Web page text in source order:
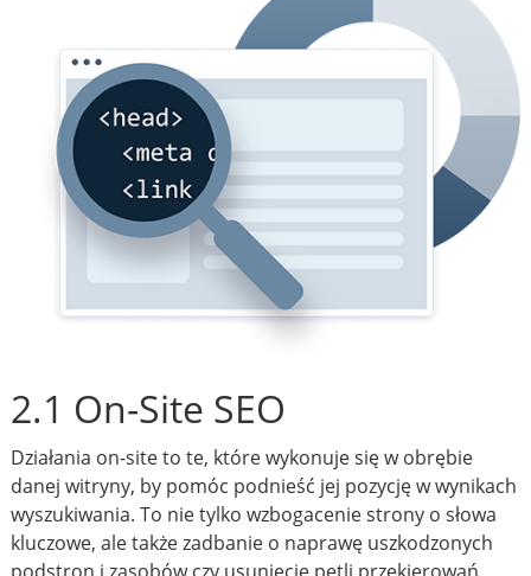
2.1 On-Site SEO
Działania on-site to te, które wykonuje się w obrębie
danej witryny, by pomóc podnieść jej pozycję w wynikach
wyszukiwania. To nie tylko wzbogacenie strony o słowa
kluczowe, ale także zadbanie o naprawę uszkodzonych
podstron i zasobów czy usunięcie pętli przekierowań.